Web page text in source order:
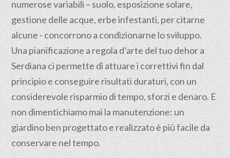
numerose variabili – suolo, esposizione solare,
gestione delle acque, erbe infestanti, per citarne
alcune - concorrono a condizionarne lo sviluppo.
Una pianificazione a regola d’arte del tuo dehor a
Serdiana ci permette di attuare i correttivi fin dal
principio e conseguire risultati duraturi, con un
considerevole risparmio di tempo, sforzi e denaro. E
non dimentichiamo mai la manutenzione: un
giardino ben progettato e realizzato è più facile da
conservare nel tempo.